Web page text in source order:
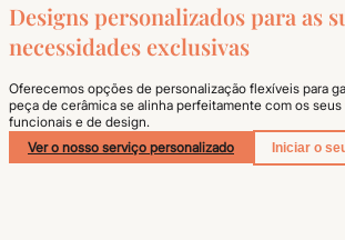
Designs personalizados para as
necessidades exclusivas
Oferecemos opções de personalização flexíveis para
peça de cerâmica se alinha perfeitamente com os
funcionais e de design.
Ver o nosso serviço personalizado
Iniciar o